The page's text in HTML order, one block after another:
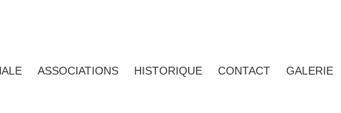
ASSOCIATIONS HISTORIQUE CONTACT GALERIE